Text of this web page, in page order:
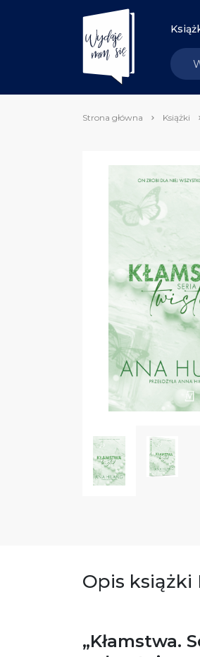
Strona główna Książki
Opis książki
„Kłamstwa.